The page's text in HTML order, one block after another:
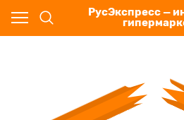
РусЭкспресс —